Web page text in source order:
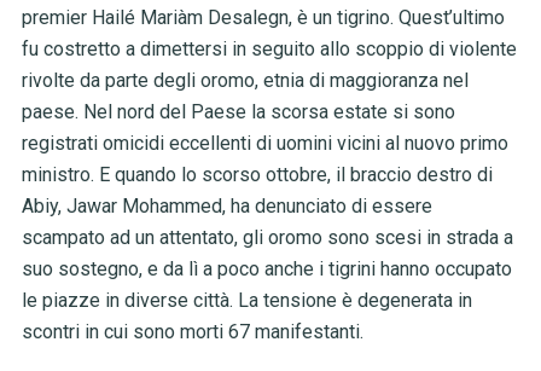
premier Hailé Mariàm Desalegn, è un tigrino. Quest’ultimo
fu costretto a dimettersi in seguito allo scoppio di violente
rivolte da parte degli oromo, etnia di maggioranza nel
paese. Nel nord del Paese la scorsa estate si sono
registrati omicidi eccellenti di uomini vicini al nuovo primo
ministro. E quando lo scorso ottobre, il braccio destro di
Abiy, Jawar Mohammed, ha denunciato di essere
scampato ad un attentato, gli oromo sono scesi in strada a
suo sostegno, e da lì a poco anche i tigrini hanno occupato
le piazze in diverse città. La tensione è degenerata in
scontri in cui sono morti 67 manifestanti.